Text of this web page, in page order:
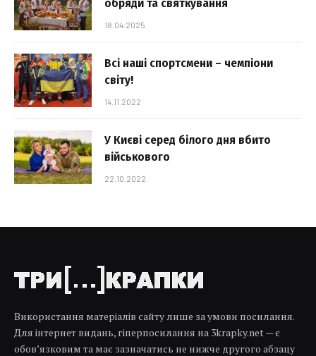
обряди та святкування
18.04.2025
Всі наші спортсмени – чемпіони
світу!
14.11.2022
У Києві серед білого дня вбито
військового
22.10.2022
Використання матеріалів сайту лише за умови посилання.
Для інтернет видань, гіперпосилання на 3krapky.net — є
обов’язковим та має зазначатись не нижче другого абзацу